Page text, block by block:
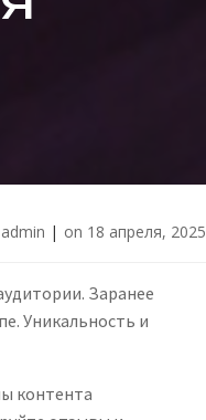
admin | on 18 апреля, 2025
Заранее
Уникальность и
контента